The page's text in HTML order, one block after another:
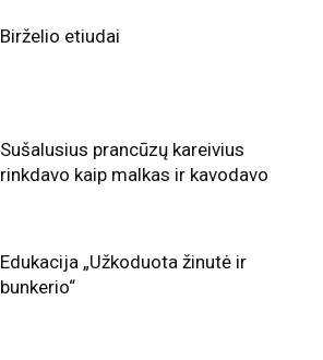
Birželio etiudai
Sušalusius prancūzų kareivius
rinkdavo kaip malkas ir kavodavo
Edukacija „Užkoduota žinutė ir
bunkerio“